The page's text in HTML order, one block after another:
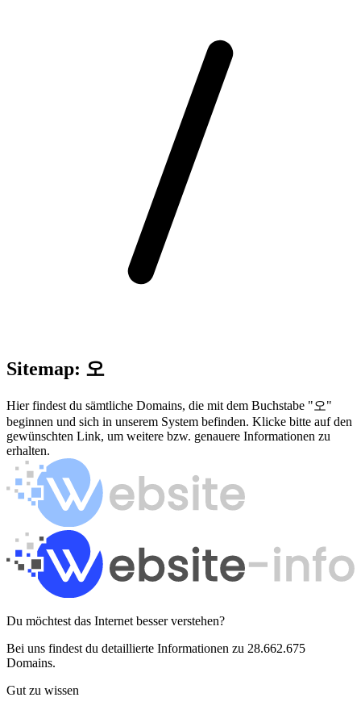
Sitemap: 오
Hier findest du sämtliche Domains, die mit dem Buchstabe "오"
beginnen und sich in unserem System befinden. Klicke bitte auf den
gewünschten Link, um weitere bzw. genauere Informationen zu
erhalten.
Du möchtest das Internet besser verstehen?
Bei uns findest du detaillierte Informationen zu 28.662.675
Domains.
Gut zu wissen